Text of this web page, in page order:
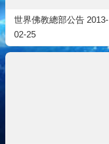
世界佛教總部公告 2013-
02-25